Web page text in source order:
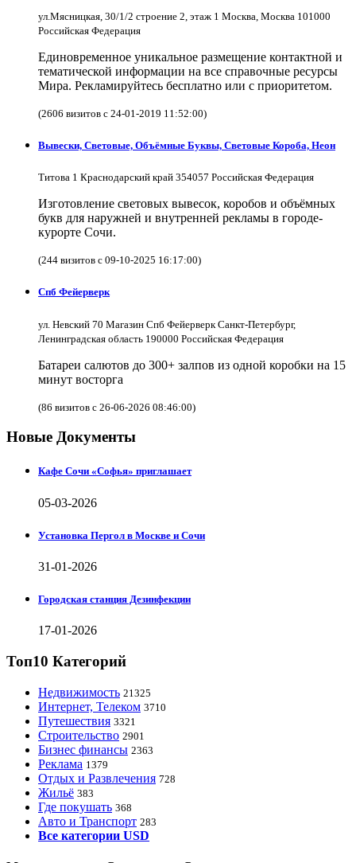
ул.Мясницкая, 30/1/2 строение 2, этаж 1 Москва, Москва 101000
Российская Федерация
Единовременное уникальное размещение контактной и
тематической информации на все справочные ресурсы
Мира. Рекламируйтесь бесплатно или с приоритетом.
(2606 визитов с 24-01-2019 11:52:00)
Вывески, Световые, Объёмные Буквы, Световые Короба, Неон
Титова 1 Краснодарский край 354057 Российская Федерация
Изготовление световых вывесок, коробов и объёмных
букв для наружней и внутренней рекламы в городе-
курорте Сочи.
(244 визитов с 09-10-2025 16:17:00)
Спб Фейерверк
ул. Невский 70 Магазин Спб Фейерверк Санкт-Петербург,
Ленинградская область 190000 Российская Федерация
Батареи салютов до 300+ залпов из одной коробки на 15
минут восторга
(86 визитов с 26-06-2026 08:46:00)
Новые Документы
Кафе Сочи «Софья» приглашает
05-03-2026
Установка Пергол в Москве и Сочи
31-01-2026
Городская станция Дезинфекции
17-01-2026
Топ10 Категорий
Недвижимость 21325
Интернет, Телеком 3710
Путешествия 3321
Строительство 2901
Бизнес финансы 2363
Реклама 1379
Отдых и Развлечения 728
Жильё 383
Где покушать 368
Авто и Транспорт 283
Все категории USD